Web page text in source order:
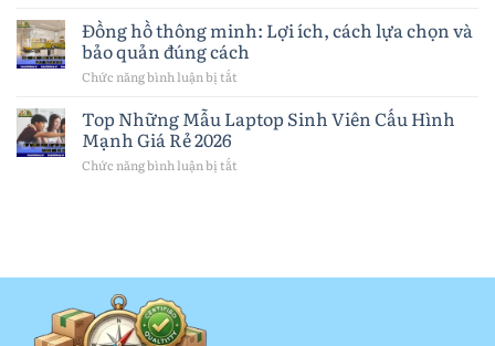
ý
quan
trọng
Lượng
Đáng
Giá
Ipad
Gen
Tính
Đồng hồ thông minh: Lợi ích, cách lựa chọn và
bảo quản đúng cách
Chức năng bình luận bị tắt
thông
quản
Top Những Mẫu Laptop Sinh Viên Cấu Hình
Mạnh Giá Rẻ 2026
Chức năng bình luận bị tắt
Cấu